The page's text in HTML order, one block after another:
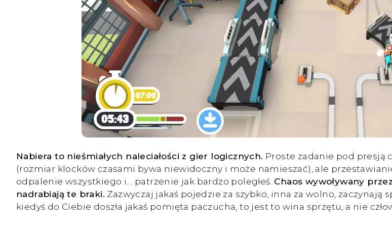
Nabiera to nieśmiałych naleciałości z gier logicznych. Proste zadanie pod presją
(rozmiar klocków czasami bywa niewidoczny i może namieszać), ale
odpalenie wszystkiego i… patrzenie jak bardzo poległeś. Chaos wywoływany
nadrabiają te braki. Zazwyczaj jakaś pojedzie za szybko, inna za wolno,
kiedyś do Ciebie doszła jakaś pomięta paczucha, to jest to wina sprzętu, a nie